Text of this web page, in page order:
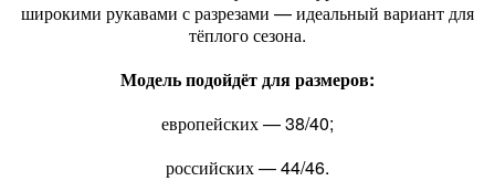
широкими рукавами с разрезами — идеальный вариант для
тёплого сезона.
Модель подойдёт для размеров:
европейских — 38/40;
российских — 44/46.